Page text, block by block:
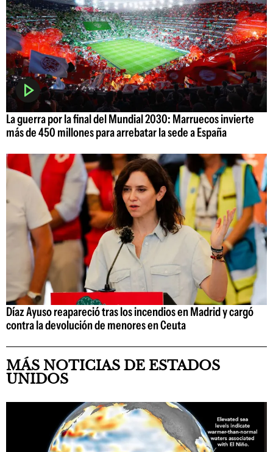
La guerra por la final del Mundial 2030: Marruecos invierte
más de 450 millones para arrebatar la sede a España
Díaz Ayuso reapareció tras los incendios en Madrid y cargó
contra la devolución de menores en Ceuta
MÁS NOTICIAS DE ESTADOS
UNIDOS